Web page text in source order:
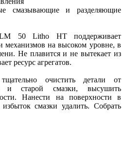
смазывающие и разделяющие
LM 50 Litho HT поддерживает
механизмов на высоком уровне, в
Не плавится и не вытекает из
ресурс агрегатов.
очистить детали от
и старой смазки, высушить
Нанести на поверхности в
смазки удалить. Собрать